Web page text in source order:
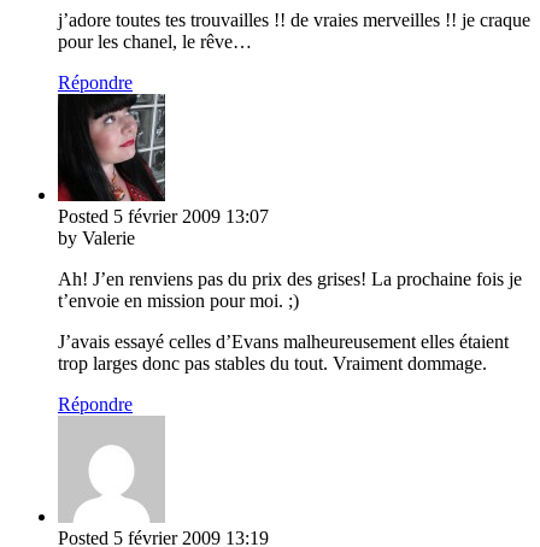
j’adore toutes tes trouvailles !! de vraies merveilles !! je craque
pour les chanel, le rêve…
Répondre
Posted 5 février 2009 13:07
by Valerie
Ah! J’en renviens pas du prix des grises! La prochaine fois je
t’envoie en mission pour moi. ;)
J’avais essayé celles d’Evans malheureusement elles étaient
trop larges donc pas stables du tout. Vraiment dommage.
Répondre
Posted 5 février 2009 13:19